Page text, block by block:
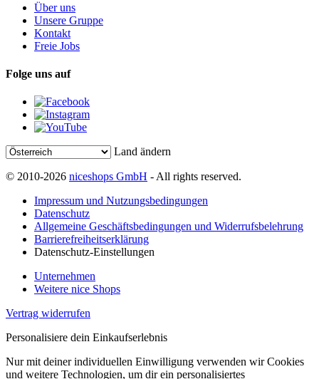
Über uns
Unsere Gruppe
Kontakt
Freie Jobs
Folge uns auf
Land ändern
© 2010-2026 niceshops GmbH - All rights reserved.
Impressum und Nutzungsbedingungen
Datenschutz
Allgemeine Geschäftsbedingungen und Widerrufsbelehrung
Barrierefreiheitserklärung
Datenschutz-Einstellungen
Unternehmen
Weitere nice Shops
Vertrag widerrufen
Personalisiere dein Einkaufserlebnis
Nur mit deiner individuellen Einwilligung verwenden wir Cookies
und weitere Technologien, um dir ein personalisiertes